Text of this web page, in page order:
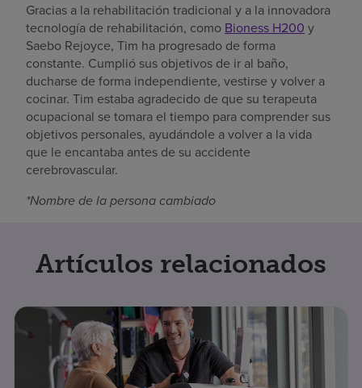
Gracias a la rehabilitación tradicional y a la innovadora
tecnología de rehabilitación, como Bioness H200 y
Saebo Rejoyce, Tim ha progresado de forma
constante. Cumplió sus objetivos de ir al baño,
ducharse de forma independiente, vestirse y volver a
cocinar. Tim estaba agradecido de que su terapeuta
ocupacional se tomara el tiempo para comprender sus
objetivos personales, ayudándole a volver a la vida
que le encantaba antes de su accidente
cerebrovascular.
*Nombre de la persona cambiado
Artículos relacionados